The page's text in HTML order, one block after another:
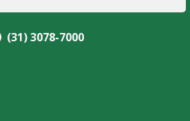
(31) 3078-7000